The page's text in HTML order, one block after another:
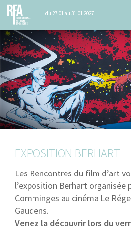
du 27.01 au 31.01 2027
EXPOSITION BERHART
Les Rencontres du film d’art
l’exposition Berhart organisée
Comminges au cinéma Le
Gaudens.
Venez la découvrir lors du